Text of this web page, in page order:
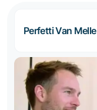
Perfetti Van Melle